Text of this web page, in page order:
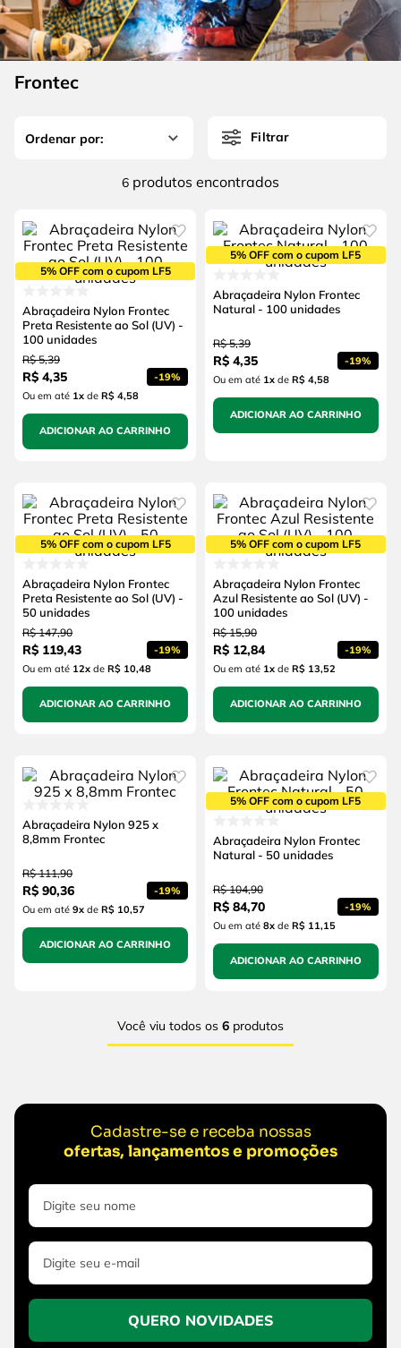
Frontec
Filtrar
6 produtos
5% OFF com o cupom LF5
Abraçadeira Nylon Frontec
Preta Resistente ao Sol (UV) -
100 unidades
R$ 5,39
R$ 4,35 -19%
Ou em até 1xde R$ 4,58
ADICIONAR AO CARRINHO
5% OFF com o cupom LF5
Abraçadeira Nylon Frontec
Natural - 100 unidades
R$ 5,39
R$ 4,35 -19%
Ou em até 1xde R$ 4,58
ADICIONAR AO CARRINHO
5% OFF com o cupom LF5
Abraçadeira Nylon Frontec
Preta Resistente ao Sol (UV) -
50 unidades
R$ 147,90
R$ 119,43 -19%
Ou em até 12xde R$ 10,48
ADICIONAR AO CARRINHO
5% OFF com o cupom LF5
Abraçadeira Nylon Frontec
Azul Resistente ao Sol (UV) -
100 unidades
R$ 15,90
R$ 12,84 -19%
Ou em até 1xde R$ 13,52
ADICIONAR AO CARRINHO
Abraçadeira Nylon 925 x
8,8mm Frontec
R$ 111,90
R$ 90,36 -19%
Ou em até 9xde R$ 10,57
ADICIONAR AO CARRINHO
5% OFF com o cupom LF5
Abraçadeira Nylon Frontec
Natural - 50 unidades
R$ 104,90
R$ 84,70 -19%
Ou em até 8xde R$ 11,15
ADICIONAR AO CARRINHO
Você viu todos os 6 produtos
Cadastre-se e receba nossas
ofertas, lançamentos e promoções
QUERO NOVIDADES
6º fio
7º serra copo
8º chave impacto
disco corte
4 º escada
5º serra circular
º
chave impacto